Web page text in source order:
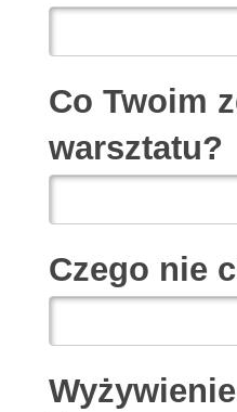
Co Twoim
warsztatu?
Czego nie
Wyżywienie